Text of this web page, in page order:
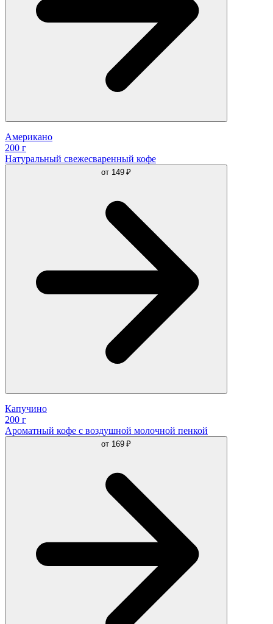
Американо
200 г
Натуральный свежесваренный кофе
от 149 ₽
Капучино
200 г
Ароматный кофе с воздушной молочной пенкой
от 169 ₽